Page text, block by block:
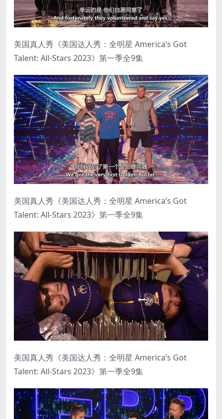
美国真人秀《美国达人秀：全明星 America’s Got
Talent: All-Stars 2023》第一季全9集
美国真人秀《美国达人秀：全明星 America’s Got
Talent: All-Stars 2023》第一季全9集
美国真人秀《美国达人秀：全明星 America’s Got
Talent: All-Stars 2023》第一季全9集